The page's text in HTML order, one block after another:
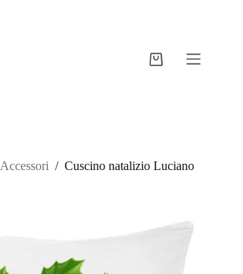
Carrello
Accessori / Cuscino natalizio Luciano